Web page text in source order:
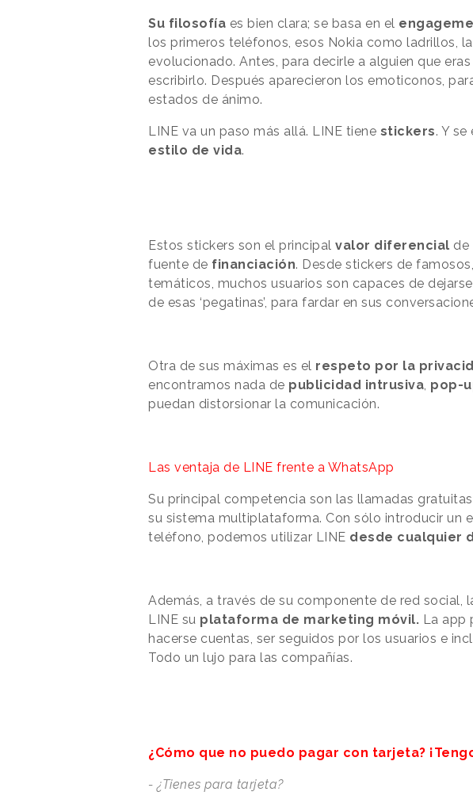
Su filosofía es bien clara; se basa en el
los primeros teléfonos, esos Nokia como ladrillos,
evolucionado. Antes, para decirle a alguien que
escribirlo. Después aparecieron los emoticonos,
estados de ánimo.
LINE va un paso más allá. LINE tiene stickers. Y
estilo de vida.
Estos stickers son el principal valor diferencial de
fuente de financiación. Desde stickers de
temáticos, muchos usuarios son capaces de
de esas ‘pegatinas’, para fardar en sus
Otra de sus máximas es el respeto por la
encontramos nada de publicidad intrusiva pop-
puedan distorsionar la comunicación.
Las ventaja de LINE frente a WhatsApp
Su principal competencia son las llamadas
su sistema multiplataforma. Con sólo introducir un
teléfono, podemos utilizar LINE desde cualquier
Además, a través de su componente de red social,
LINE su plataforma de marketing móvil. La app
hacerse cuentas, ser seguidos por los usuarios e
Todo un lujo para las compañías.
¿Cómo que no puedo pagar con tarjeta?
- ¿Tienes para tarjeta?